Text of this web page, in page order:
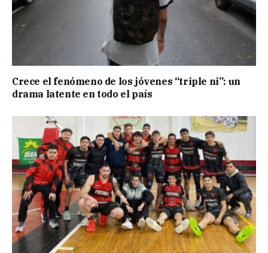
Crece el fenómeno de los jóvenes “triple ni”: un
drama latente en todo el país